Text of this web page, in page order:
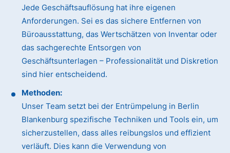
Jede Geschäftsauflösung hat ihre eigenen
Anforderungen. Sei es das sichere Entfernen von
Büroausstattung, das Wertschätzen von Inventar oder
das sachgerechte Entsorgen von
Geschäftsunterlagen – Professionalität und Diskretion
sind hier entscheidend.
Methoden:
Unser Team setzt bei der Entrümpelung in Berlin
Blankenburg spezifische Techniken und Tools ein, um
sicherzustellen, dass alles reibungslos und effizient
verläuft. Dies kann die Verwendung von